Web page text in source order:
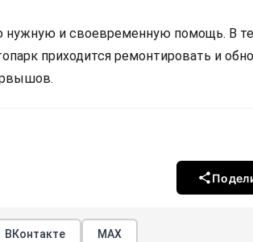
нужную и своевременную помощь. В
приходится ремонтировать и
ВКонтакте МАХ